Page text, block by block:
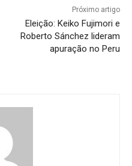
Próximo artigo
Eleição: Keiko Fujimori e
Roberto Sánchez lideram
apuração no Peru